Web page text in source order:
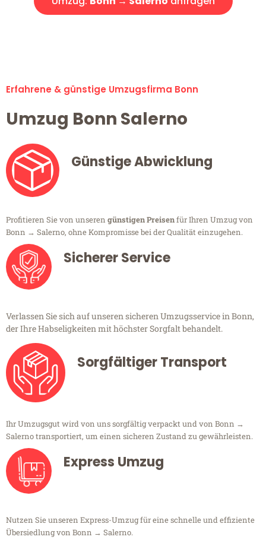
Erfahrene & günstige Umzugsfirma Bonn
Umzug Bonn Salerno
Günstige Abwicklung
Profitieren Sie von unseren günstigen Preisenfür Ihren Umzug von
Bonn → Salerno, ohne Kompromisse bei der Qualität einzugehen.
Sicherer Service
Verlassen Sie sich auf unseren sicheren Umzugsservice in Bonn,
der Ihre Habseligkeiten mit höchster Sorgfalt behandelt.
Sorgfältiger Transport
Ihr Umzugsgut wird von uns sorgfältig verpackt und von Bonn →
Salerno transportiert, um einen sicheren Zustand zu gewährleisten.
Express Umzug
Nutzen Sie unseren Express-Umzug für eine schnelle und effiziente
Übersiedlung von Bonn → Salerno.